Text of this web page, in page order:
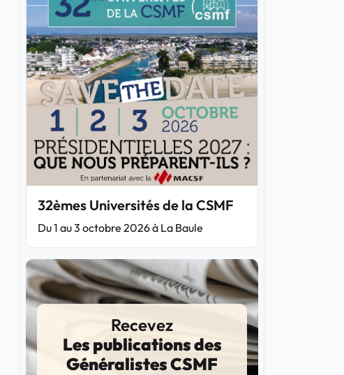
32èmes Universités de la CSMF
Du 1 au 3 octobre 2026 à La Baule
Recevez
Les publications des
Généralistes CSMF